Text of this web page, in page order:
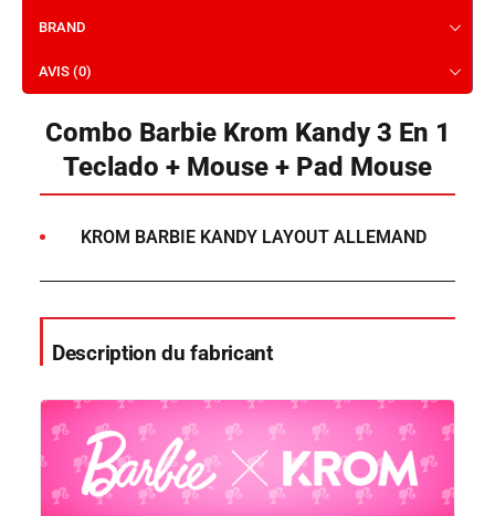
BRAND
AVIS (0)
Combo Barbie Krom Kandy 3 En 1
Teclado + Mouse + Pad Mouse
KROM BARBIE KANDY LAYOUT ALLEMAND
Description du fabricant